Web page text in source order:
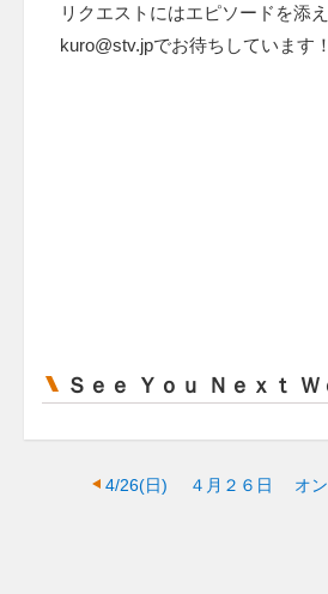
リクエストにはエピソードを添
kuro@stv.jpでお待ちしています！
Ｓｅｅ Ｙｏｕ Ｎｅｘｔ Ｗ
4/26(日) ４月２６日 オン